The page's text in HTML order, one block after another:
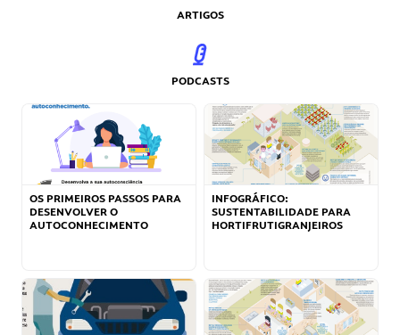
ARTIGOS
PODCASTS
OS PRIMEIROS PASSOS PARA
DESENVOLVER O
AUTOCONHECIMENTO
INFOGRÁFICO:
SUSTENTABILIDADE PARA
HORTIFRUTIGRANJEIROS